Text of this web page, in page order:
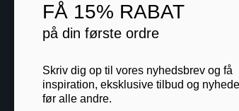
Blog
FÅ 15% RABAT
på din første ordre
Skriv dig op til vores nyhedsbrev og få
inspiration, eksklusive tilbud og
før alle andre.